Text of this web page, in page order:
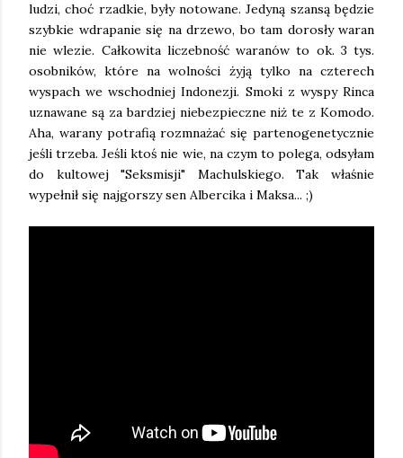
ludzi, choć rzadkie, były notowane. Jedyną szansą będzie
szybkie wdrapanie się na drzewo, bo tam dorosły waran
nie wlezie. Całkowita liczebność waranów to ok. 3 tys.
osobników, które na wolności żyją tylko na czterech
wyspach we wschodniej Indonezji. Smoki z wyspy Rinca
uznawane są za bardziej niebezpieczne niż te z Komodo.
Aha, warany potrafią rozmnażać się partenogenetycznie
jeśli trzeba. Jeśli ktoś nie wie, na czym to polega, odsyłam
do kultowej "Seksmisji" Machulskiego. Tak właśnie
wypełnił się najgorszy sen Albercika i Maksa... ;)